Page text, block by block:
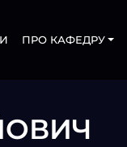
ПРО КАФЕДРУ